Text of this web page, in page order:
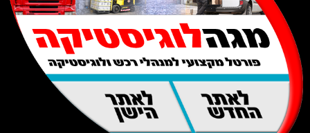
לאתר
החדש
לאתר
הישן